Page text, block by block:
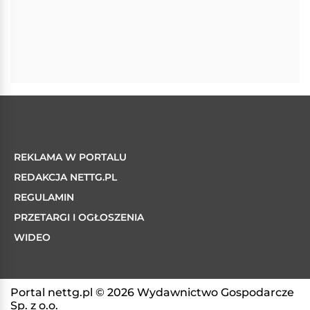
REKLAMA W PORTALU
REDAKCJA NETTG.PL
REGULAMIN
PRZETARGI I OGŁOSZENIA
WIDEO
Portal nettg.pl © 2026 Wydawnictwo Gospodarcze
Sp. z o.o.